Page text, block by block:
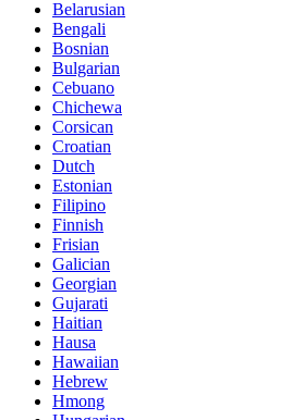
Belarusian
Bengali
Bosnian
Bulgarian
Cebuano
Chichewa
Corsican
Croatian
Dutch
Estonian
Filipino
Finnish
Frisian
Galician
Georgian
Gujarati
Haitian
Hausa
Hawaiian
Hebrew
Hmong